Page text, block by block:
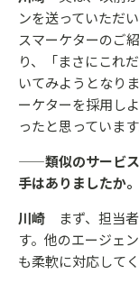
ンを送っていただ
スマーケターのご
り、「まさにこれ
いてみようとなり
ーケターを採用し
ったと思っています
——類似のサービ
手はありましたか。
川崎
まず、担当
す。他のエージェ
も柔軟に対応して